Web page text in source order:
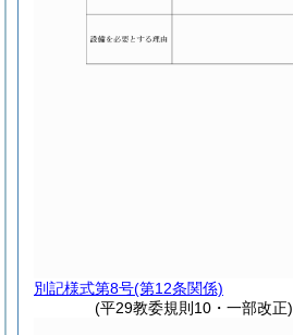
別記様式第8号(第12条関係)
(平29教委規則10・一部改正)